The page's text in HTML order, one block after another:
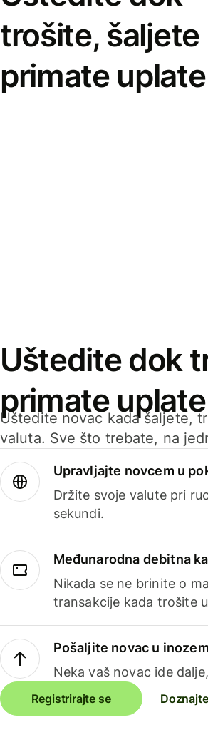
trošite, šaljete
primate uplate
Uštedite dok
primate uplate
Uštedite novac kada šaljete,
valuta. Sve što trebate, na
Upravljajte novcem u
Držite svoje valute pri
sekundi.
Međunarodna debitna
Nikada se ne brinite o
transakcije kada trošite
Pošaljite novac u
Neka vaš novac ide
Registrirajte se